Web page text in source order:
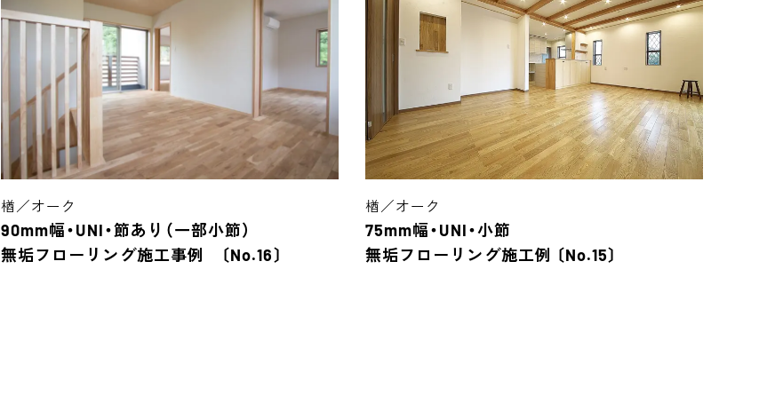
楢／オーク
90mm幅・UNI・節あり（一部小節）
無垢フローリング施工事例 〔No.16〕
楢／オーク
75mm幅・UNI・小節
無垢フローリング施工例 〔No.15〕